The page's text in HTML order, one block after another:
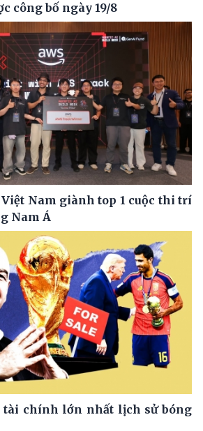
công bố ngày 19/8
Nam giành top 1 cuộc thi trí
Nam Á
tài chính lớn nhất lịch sử bóng